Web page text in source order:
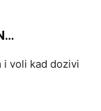
i voli kad dozivi